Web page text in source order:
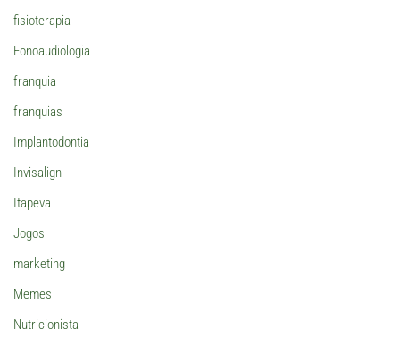
fisioterapia
Fonoaudiologia
franquia
franquias
Implantodontia
Invisalign
Itapeva
Jogos
marketing
Memes
Nutricionista